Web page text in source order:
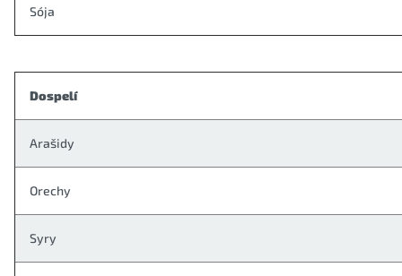
Sója
Dospelí
Arašidy
Orechy
Syry